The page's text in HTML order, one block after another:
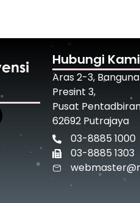
Hubungi Kami
Aras 2-3,
Presint 3,
Pusat
62692 Putrajaya
03-8885 1000
03-8885 1303